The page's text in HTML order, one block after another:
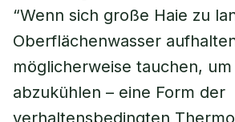
“Wenn sich große Haie zu
Oberflächenwasser
möglicherweise tauchen, um
abzukühlen – eine Form der
verhaltensbedingten